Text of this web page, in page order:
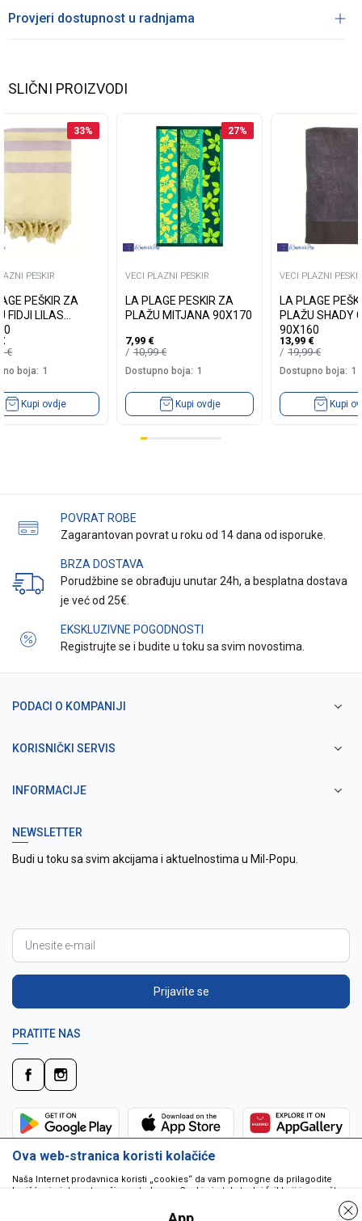
Provjeri dostupnost u radnjama
SLIČNI PROIZVODI
33%
PESKIR
PEŠKIR ZA
FIDJI LILAS
€
€
boja: 1
Kupi ovdje
27%
VECI PLAZNI PESKIR
LA PLAGE PESKIR ZA
PLAŽU MITJANA 90X170
7,99 €
10,99€
Dostupno boja: 1
Kupi ovdje
VECI PLAZNI
LA PLAGE
PLAŽU SHADY
90X160
13,99 €
19,99€
Dostupno boja: 1
Kupi
POVRAT ROBE
Zagarantovan povrat u roku od 14 dana od isporuke.
BRZA DOSTAVA
Porudžbine se obrađuju unutar 24h, a besplatna dostava
je već od 25€.
EKSKLUZIVNE POGODNOSTI
Registrujte se i budite u toku sa svim novostima.
PODACI O KOMPANIJI
KORISNIČKI SERVIS
INFORMACIJE
NEWSLETTER
Budi u toku sa svim akcijama i aktuelnostima u Mil-Popu.
Prijavite se
PRATITE NAS
Ova web-stranica koristi kolačiće
Naša Internet prodavnica koristi „cookies“ da vam pomogne da prilagodite
korišćenje interneta vašim potrebama. Cookie je tekstualni fajl koji je smešten
da pokrenu program ili da isporuče virus vašem računaru. Cookie-i su